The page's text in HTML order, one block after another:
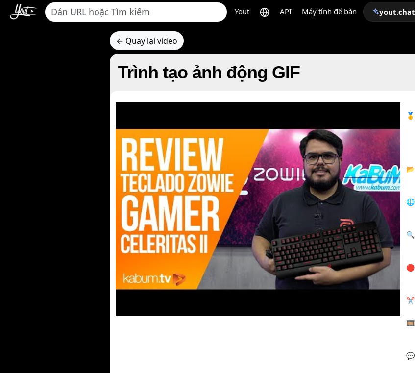
Yout API Máy tính để bàn yout.chat
← Quay lại video
Trình tạo ảnh động GIF
🥇
📂
🌐
🔍
🔴
✂️
🎞️
💬